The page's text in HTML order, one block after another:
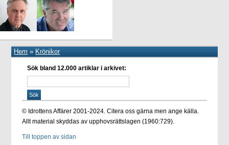
Hem » Krönikor
Sök bland 12.000 artiklar i arkivet:
© Idrottens Affärer 2001-2024. Citera oss gärna men ange källa.
Allt material skyddas av upphovsrättslagen (1960:729).
Till toppen av sidan